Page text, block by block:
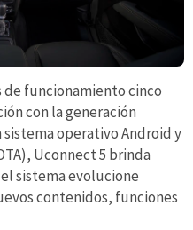
funcionamiento cinco
con la generación
operativo Android y
Uconnect 5 brinda
sistema evolucione
contenidos, funciones